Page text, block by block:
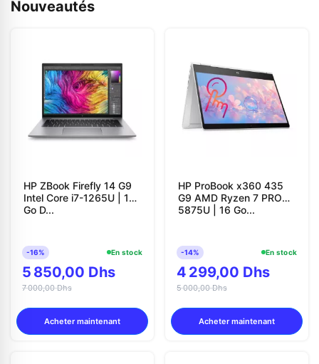
Nouveautés
HP ZBook Firefly 14 G9
Intel Core i7-1265U | 16
Go D...
-16% En stock
5 850,00 Dhs
7 000,00 Dhs
Acheter maintenant
HP ProBook x360 435
G9 AMD Ryzen 7 PRO
5875U | 16 Go...
-14% En stock
4 299,00 Dhs
5 000,00 Dhs
Acheter maintenant